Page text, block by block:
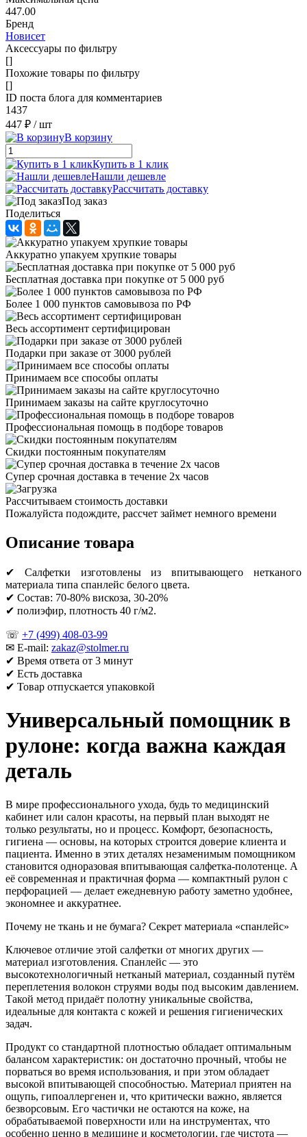
447.00
Бренд
Новисет
Аксессуары по фильтру
[]
Похожие товары по фильтру
[]
ID поста блога для комментариев
1437
447 ₽ / шт
В корзину
Купить в 1 клик
Нашли дешевле
Рассчитать доставку
Под заказ
Поделиться
Аккуратно упакуем хрупкие товары
Бесплатная доставка при покупке от 5 000 руб
Более 1 000 пунктов самовывоза по РФ
Весь ассортимент сертифицирован
Подарки при заказе от 3000 рублей
Принимаем все способы оплаты
Принимаем заказы на сайте круглосуточно
Профессиональная помощь в подборе товаров
Скидки постоянным покупателям
Супер срочная доставка в течение 2х часов
Рассчитываем стоимость доставки
Пожалуйста подождите, рассчет займет немного времени
Описание товара
✔ Салфетки изготовлены из впитывающего нетканого
материала типа спанлейс белого цвета.
✔ Состав: 70-80% вискоза, 30-20%
✔ полиэфир, плотность 40 г/м2.
☏ +7 (499) 408-03-99
✉ E-mail: zakaz@stolmer.ru
✔ Время ответа от 3 минут
✔ Есть доставка
✔ Товар отпускается упаковкой
Универсальный помощник в
рулоне: когда важна каждая
деталь
В мире профессионального ухода, будь то медицинский
кабинет или салон красоты, на первый план выходят не
только результаты, но и процесс. Комфорт, безопасность,
гигиена — основы, на которых строится доверие клиента и
пациента. Именно в этих деталях незаменимым помощником
становится одноразовая впитывающая салфетка-полотенце. А
её современная и практичная форма — компактный рулон с
перфорацией — делает ежедневную работу заметно удобнее,
экономнее и аккуратнее.
Почему не ткань и не бумага? Секрет материала «спанлейс»
Ключевое отличие этой салфетки от многих других —
материал изготовления. Спанлейс — это
высокотехнологичный нетканый материал, созданный путём
переплетения волокон струями воды под высоким давлением.
Такой метод придаёт полотну уникальные свойства,
идеальные для контакта с кожей и решения гигиенических
задач.
Продукт со стандартной плотностью обладает оптимальным
балансом характеристик: он достаточно прочный, чтобы не
порваться во время использования, и при этом обладает
высокой впитывающей способностью. Материал приятен на
ощупь, гипоаллергенен и, что критически важно, является
безворсовым. Его частички не остаются на коже, на
обрабатываемой поверхности или на инструментах, что
особенно ценно в медицине и косметологии, где чистота —